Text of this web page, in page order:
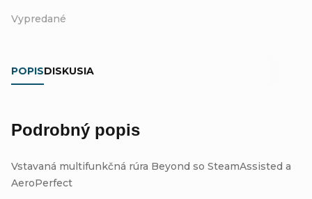
Vypredané
POPISDISKUSIA
Podrobný popis
Vstavaná multifunkčná rúra Beyond so SteamAssisted a
AeroPerfect